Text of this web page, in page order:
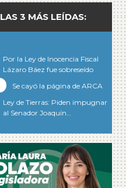
LAS 3 MÁS LEÍDAS:
Por la Ley de Inocencia Fiscal
Lázaro Báez fue sobreseído
Se cayó la página de ARCA
Ley de Tierras: Piden impugnar
al Senador Joaquín…